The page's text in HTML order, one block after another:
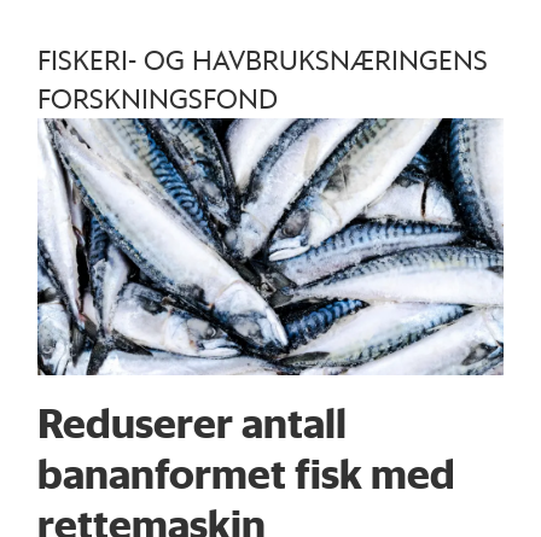
FISKERI- OG HAVBRUKSNÆRINGENS
FORSKNINGSFOND
Reduserer antall
bananformet fisk med
rettemaskin